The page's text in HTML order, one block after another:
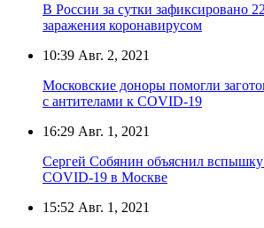
В России за сутки зафиксировано
заражения коронавирусом
10:39 Авг. 2, 2021
Московские доноры помогли
с антителами к COVID-19
16:29 Авг. 1, 2021
Сергей Собянин объяснил вспышку
COVID-19 в Москве
15:52 Авг. 1, 2021